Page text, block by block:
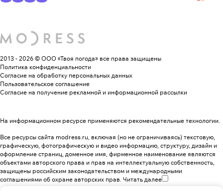
2013 - 2026 © ООО «Твоя погода» все права защищены
Политика конфиденциальности
Согласие на обработку персональных данных
Пользовательское соглашение
Согласие на получение рекламной и информационной рассылки
На информационном ресурсе применяются рекомендательные технологии.
Все ресурсы сайта modress.ru, включая (но не ограничиваясь) текстовую,
графическую, фотографическую и видео информацию, структуру, дизайн и
оформление страниц, доменное имя, фирменное наименование являются
объектами авторского права и прав на интеллектуальную собственность,
защищены российским законодательством и международными
соглашениями об охране авторских прав. Читать далее